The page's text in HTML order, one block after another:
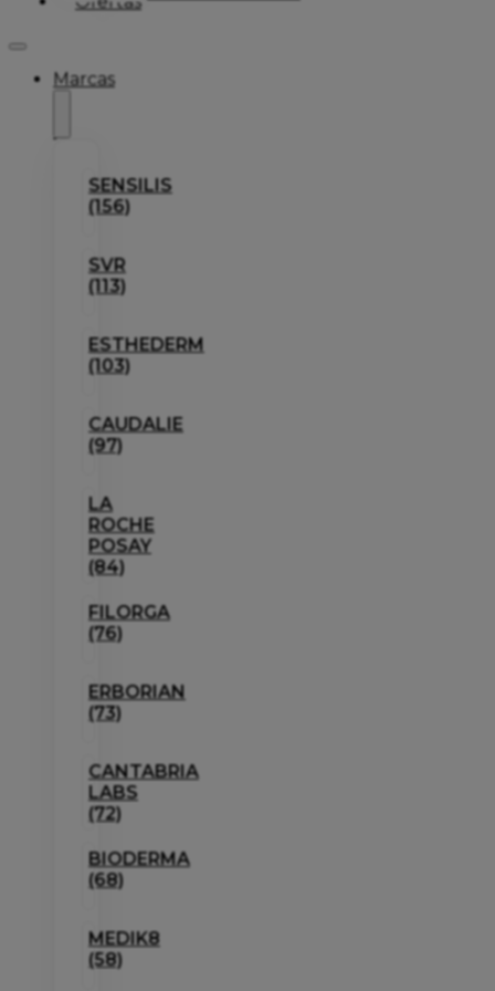
Marcas
SENSILIS
(156)
SVR
(113)
ESTHEDERM
(103)
CAUDALIE
(97)
LA
ROCHE
POSAY
(84)
FILORGA
(76)
ERBORIAN
(73)
CANTABRIA
LABS
(72)
BIODERMA
(68)
MEDIK8
(58)